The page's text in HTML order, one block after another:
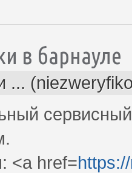
в барнауле
...
<a href=